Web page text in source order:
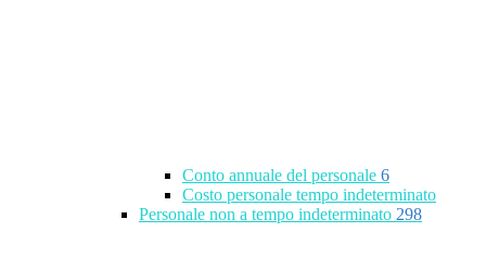
Conto annuale del personale 6
Costo personale tempo indeterminato
Personale non a tempo indeterminato 298